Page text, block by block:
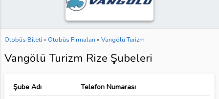
Otobüs Bileti » Otobüs Firmaları » Vangölü Turizm
Vangölü Turizm Rize Şubeleri
Şube Adı
Telefon Numarası